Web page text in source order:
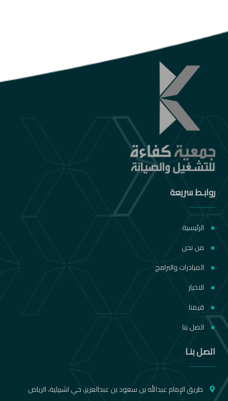
روابـط سريعة
الرئيسية
من نحن
المبادرات والبرامج
الاخبار
قيمنا
اتصل بنا
اتصل بنـا
طريق الإمام عبدالله بن سعود بن عبدالعزيز، حي اشبيلية، الرياض